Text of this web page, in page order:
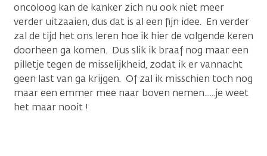
oncoloog kan de kanker zich nu ook niet meer
verder uitzaaien, dus dat is al een fijn idee. En verder
zal de tijd het ons leren hoe ik hier de volgende keren
doorheen ga komen. Dus slik ik braaf nog maar een
pilletje tegen de misselijkheid, zodat ik er vannacht
geen last van ga krijgen. Of zal ik misschien toch nog
maar een emmer mee naar boven nemen......je weet
het maar nooit !